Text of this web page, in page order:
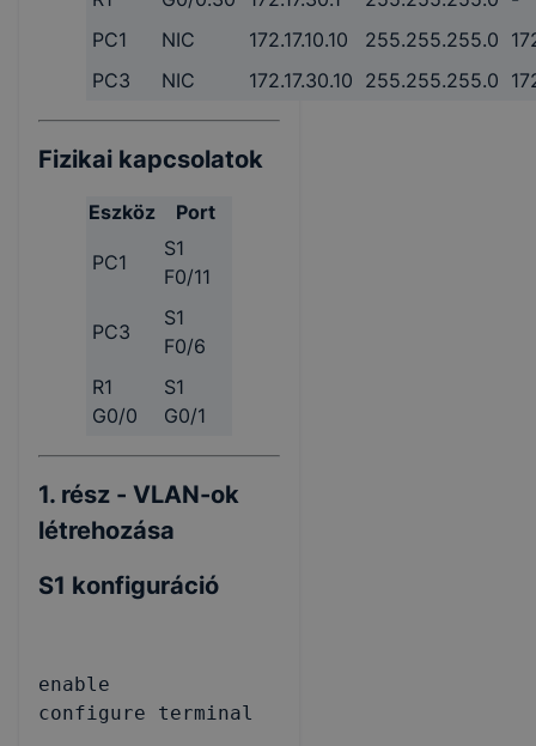
PC1
NIC 172.17.10.10 255.255.255.0
PC3
NIC 172.17.30.10 255.255.255.0
Fizikai kapcsolatok
Eszköz Port
PC1
S1
F0/11
PC3
S1
F0/6
R1
G0/0
S1
G0/1
1. rész - VLAN-ok
létrehozása
S1 konfiguráció
enable
configure terminal